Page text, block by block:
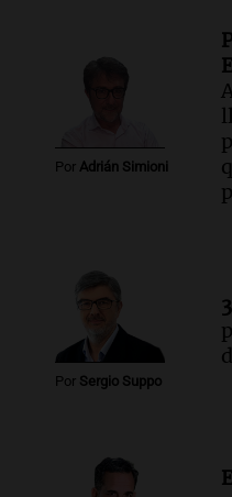
El
delirio que se
de las palabras
Audio.El gerente
el Estudio
Audio.
Fiestas
fin de semana
en el campo
Panorama Federal
Bulalle,
de apertura
Por Adrián Simioni
Por Sergio Suppo